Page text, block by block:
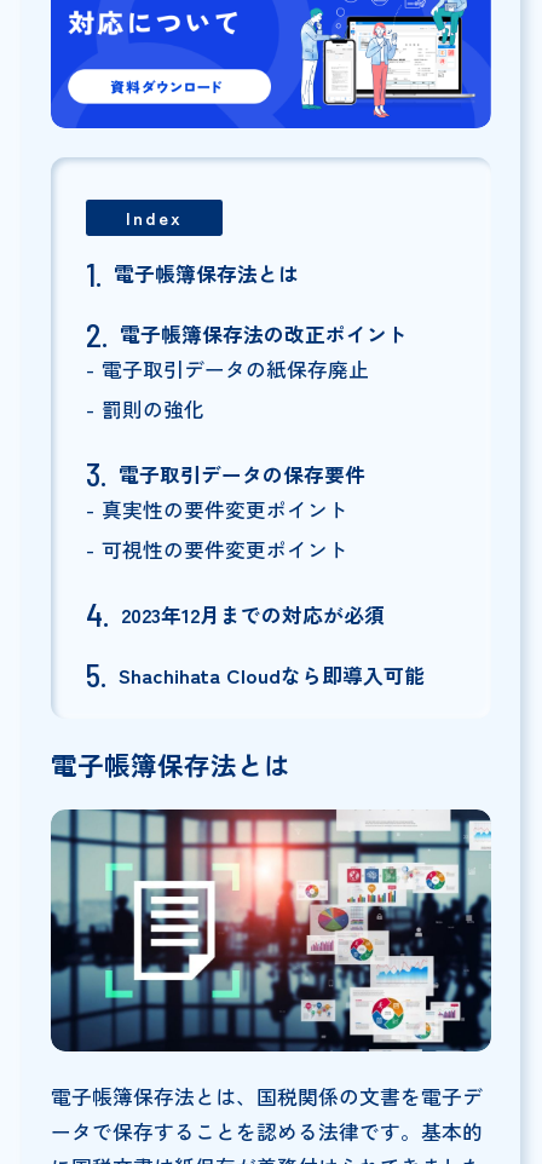
Index
電子帳簿保存法とは
電子帳簿保存法の改正ポイント
電子取引データの紙保存廃止
罰則の強化
電子取引データの保存要件
真実性の要件変更ポイント
可視性の要件変更ポイント
2023年12月までの対応が必須
Shachihata Cloudなら即導入可能
電子帳簿保存法とは
電子帳簿保存法とは、国税関係の文書を電子デ
ータで保存することを認める法律です。基本的